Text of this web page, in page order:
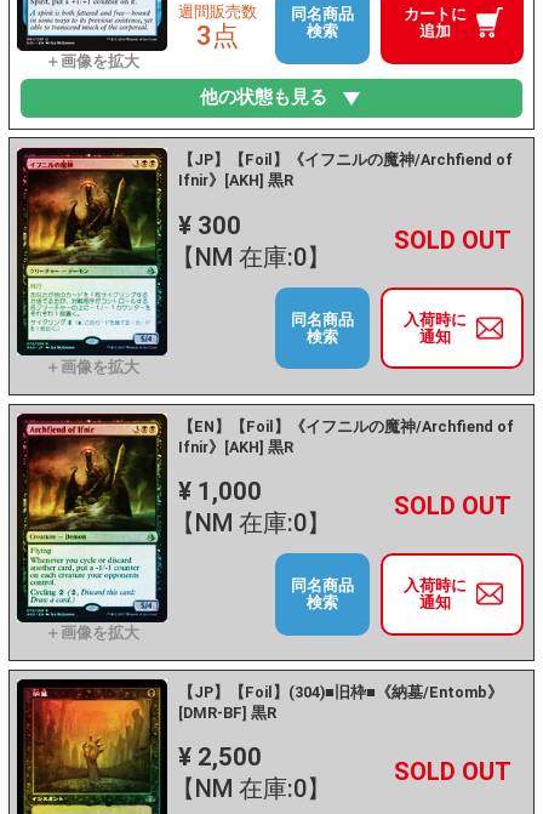
カートに
追加
週間販売数
3点
同名商品
検索
他の状態も見る
【JP】【Foil】《イフニルの魔神/Archfiend of
Ifnir》[AKH] 黒R
¥ 300
【NM 在庫:0】
－ +
入荷時に
通知
同名商品
検索
【EN】【Foil】《イフニルの魔神/Archfiend of
Ifnir》[AKH] 黒R
¥ 1,000
【NM 在庫:0】
－ +
入荷時に
通知
同名商品
検索
【JP】【Foil】(304)■旧枠■《納墓/Entomb》
[DMR-BF] 黒R
¥ 2,500
【NM 在庫:0】
－ +